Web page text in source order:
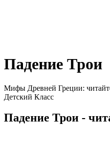
Падение Трои
Мифы Древней Греции:
Детский Класс
Падение Трои -